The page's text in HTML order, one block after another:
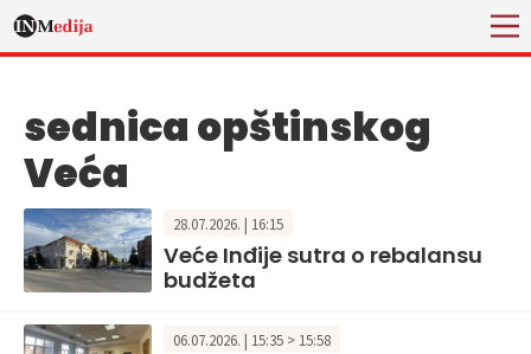
sednica opštinskog
Veća
28.07.2026. | 16:15
Veće Inđije sutra o rebalansu
budžeta
06.07.2026. | 15:35 > 15:58